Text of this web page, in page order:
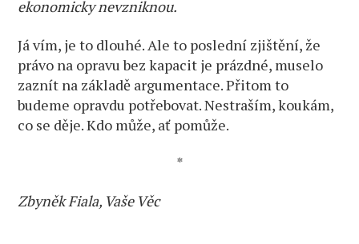
ekonomicky nevzniknou.
Já vím, je to dlouhé. Ale to poslední zjištění, že
právo na opravu bez kapacit je prázdné, muselo
zaznít na základě argumentace. Přitom to
budeme opravdu potřebovat. Nestraším, koukám,
co se děje. Kdo může, ať pomůže.
*
Zbyněk Fiala, Vaše Věc